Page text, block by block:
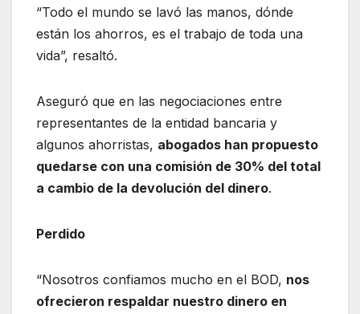
“Todo el mundo se lavó las manos, dónde
están los ahorros, es el trabajo de toda una
vida”, resaltó.
Aseguró que en las negociaciones entre
representantes de la entidad bancaria y
algunos ahorristas, abogados han propuesto
quedarse con una comisión de 30% del total
a cambio de la devolución del dinero.
Perdido
“Nosotros confiamos mucho en el BOD, nos
ofrecieron respaldar nuestro dinero en